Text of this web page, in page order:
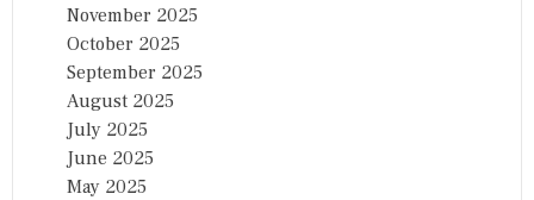
November 2025
October 2025
September 2025
August 2025
July 2025
June 2025
May 2025